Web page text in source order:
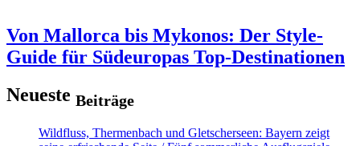
Von Mallorca bis Mykonos: Der Style-
Guide für Südeuropas Top-Destinationen
Neueste Beiträge
Wildfluss, Thermenbach und Gletscherseen: Bayern zeigt